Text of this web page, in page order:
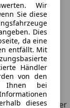
CLS 300
zu deiner
Wir
Sie diese
Dies
da eine
entfällt. Mit
Händler
von den
Ihnen bei
dieses